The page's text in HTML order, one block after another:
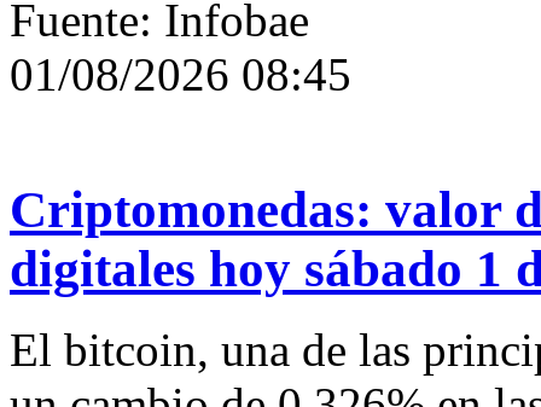
Fuente: Infobae
01/08/2026 08:45
Criptomonedas: valor
digitales hoy sábado 1
El bitcoin, una de las